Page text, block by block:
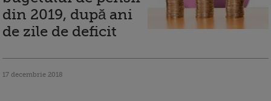
din 2019, după ani
de zile de deficit
17 decembrie 2018